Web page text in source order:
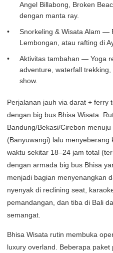
Angel Billabong, Broken
dengan manta ray.
Snorkeling & Wisata Alam —
Lembongan, atau rafting di
Aktivitas tambahan — Yoga
adventure, waterfall
show.
Perjalanan jauh via darat + ferry
dengan big bus Bhisa Wisata.
Bandung/Bekasi/Cirebon
(Banyuwangi) lalu menyeberang
waktu sekitar 18–24 jam total
dengan armada big bus Bhisa
menjadi bagian menyenangkan
nyenyak di reclining seat,
pemandangan, dan tiba di Bali
semangat.
Bhisa Wisata rutin membuka
luxury overland. Beberapa paket